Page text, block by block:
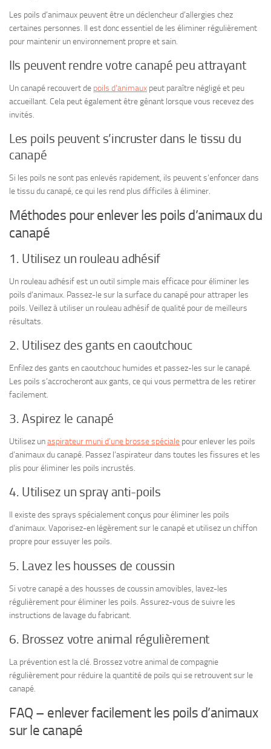
Les poils d’animaux peuvent être un déclencheur d’allergies chez
certaines personnes. Il est donc essentiel de les éliminer régulièrement
pour maintenir un environnement propre et sain.
Ils peuvent rendre votre canapé peu attrayant
Un canapé recouvert de poils d’animaux peut paraître négligé et peu
accueillant. Cela peut également être gênant lorsque vous recevez des
invités.
Les poils peuvent s’incruster dans le tissu du
canapé
Si les poils ne sont pas enlevés rapidement, ils peuvent s’enfoncer dans
le tissu du canapé, ce qui les rend plus difficiles à éliminer.
Méthodes pour enlever les poils d’animaux du
canapé
1. Utilisez un rouleau adhésif
Un rouleau adhésif est un outil simple mais efficace pour éliminer les
poils d’animaux. Passez-le sur la surface du canapé pour attraper les
poils. Veillez à utiliser un rouleau adhésif de qualité pour de meilleurs
résultats.
2. Utilisez des gants en caoutchouc
Enfilez des gants en caoutchouc humides et passez-les sur le canapé.
Les poils s’accrocheront aux gants, ce qui vous permettra de les retirer
facilement.
3. Aspirez le canapé
Utilisez unaspirateur muni d’une brosse spéciale pour enlever les poils
d’animaux du canapé. Passez l’aspirateur dans toutes les fissures et les
plis pour éliminer les poils incrustés.
4. Utilisez un spray anti-poils
Il existe des sprays spécialement conçus pour éliminer les poils
d’animaux. Vaporisez-en légèrement sur le canapé et utilisez un chiffon
propre pour essuyer les poils.
5. Lavez les housses de coussin
Si votre canapé a des housses de coussin amovibles, lavez-les
régulièrement pour éliminer les poils. Assurez-vous de suivre les
instructions de lavage du fabricant.
6. Brossez votre animal régulièrement
La prévention est la clé. Brossez votre animal de compagnie
régulièrement pour réduire la quantité de poils qui se retrouvent sur le
canapé.
FAQ – enlever facilement les poils d’animaux
sur le canapé